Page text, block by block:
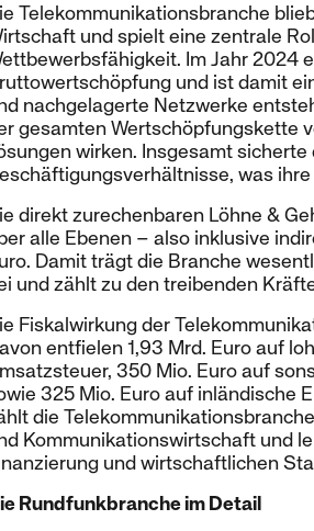
Telekommunikationsbranche
und spielt eine zentrale
Im Jahr 2024
und ist damit
nachgelagerte Netzwerke
gesamten Wertschöpfungskette
wirken. Insgesamt
was
direkt zurechenbaren Löhne &
alle Ebenen – also inklusive
Damit trägt die Branche
und zählt zu den treibenden
Fiskalwirkung der
entfielen 1,93 Mrd. Euro auf
350 Mio. Euro auf
325 Mio. Euro auf inländische
die
Kommunikationswirtschaft und
und wirtschaftlichen
Rundfunkbranche im Detail